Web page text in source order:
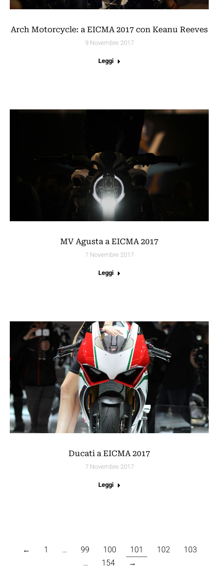
Arch Motorcycle: a EICMA 2017 con Keanu Reeves
9 Novembre 2017
Leggi
MV Agusta a EICMA 2017
7 Novembre 2017
Leggi
Ducati a EICMA 2017
7 Novembre 2017
Leggi
← 1 … 99 100 101 102
103
…
154 →